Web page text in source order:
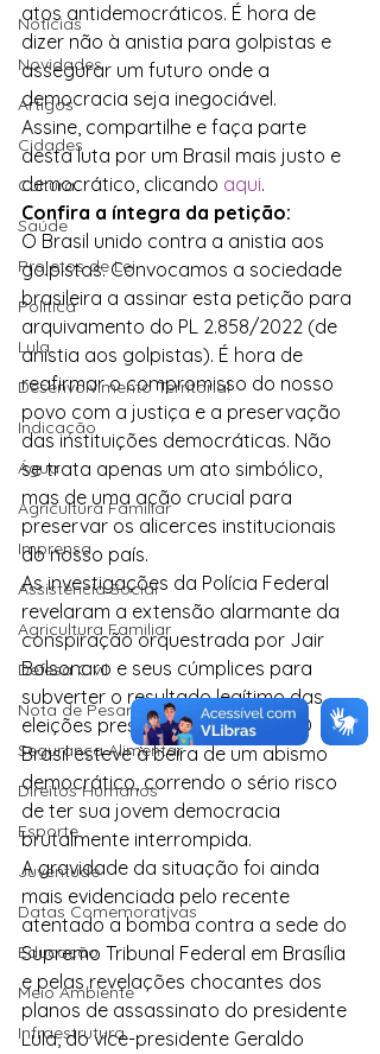
Notícias
Novidades
Artigos
Cidades
Cultura
Saúde
Projetos de Lei
Política
Lula
Desenvolvimento Territorial
Indicação
Água
Agricultura Familiar
Imprensa
Assistência Social
Agricultura Familiar
Defesa Civil
Nota de Pesar
Segurança Alimentar
Direitos Humanos
Esporte
Juventude
Datas Comemorativas
Educação
Meio Ambiente
Infraestrutura
atos antidemocráticos. É hora de
dizer não à anistia para golpistas e
assegurar um futuro onde a
democracia seja inegociável.
Assine, compartilhe e faça parte
desta luta por um Brasil mais justo e
democrático, clicando aqui.
Confira a íntegra da petição:
O Brasil unido contra a anistia aos
golpistas. Convocamos a sociedade
brasileira a assinar esta petição para
arquivamento do PL 2.858/2022 (de
anistia aos golpistas). É hora de
reafirmar o compromisso do nosso
povo com a justiça e a preservação
das instituições democráticas. Não
se trata apenas um ato simbólico,
mas de uma ação crucial para
preservar os alicerces institucionais
do nosso país.
As investigações da Polícia Federal
revelaram a extensão alarmante da
conspiração orquestrada por Jair
Bolsonaro e seus cúmplices para
subverter o resultado legítimo das
eleições presidenciais de 2022. O
Brasil esteve à beira de um abismo
democrático, correndo o sério risco
de ter sua jovem democracia
brutalmente interrompida.
A gravidade da situação foi ainda
mais evidenciada pelo recente
atentado a bomba contra a sede do
Supremo Tribunal Federal em Brasília
e pelas revelações chocantes dos
planos de assassinato do presidente
Lula, do vice-presidente Geraldo